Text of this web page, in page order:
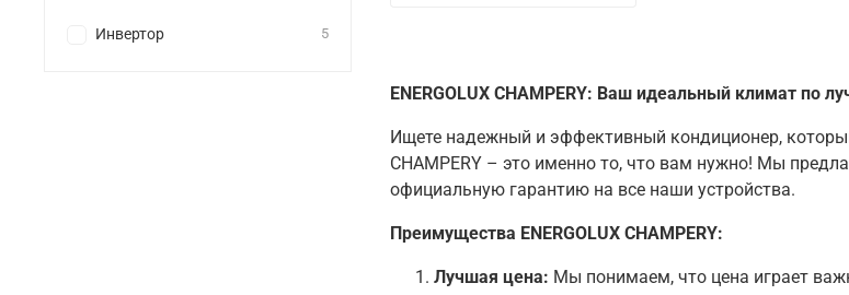
ENERGOLUX CHAMPERY: Ваш идеальный климат по
Ищете надежный и эффективный кондиционер,
CHAMPERY – это именно то, что вам нужно! Мы
официальную гарантию на все наши устройства.
Преимущества ENERGOLUX CHAMPERY:
Лучшая цена: Мы понимаем, что цена играет
Инвертор 5